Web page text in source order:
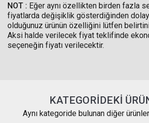
NOT : Eğer aynı özellikten birden fazla
fiyatlarda değişiklik gösterdiğinden
olduğunuz ürünün özelliğini lütfen
Aksi halde verilecek fiyat teklifinde
seçeneğin fiyatı verilecektir.
KATEGORIDEKI
Aynı kategoride bulunan diğer